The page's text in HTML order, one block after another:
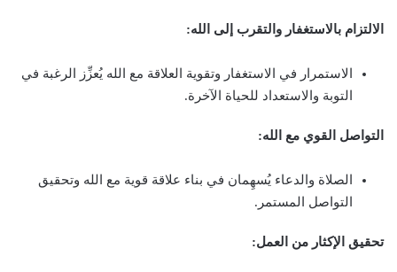
الالتزام بالاستغفار والتقرب إلى الله:
الاستمرار في الاستغفار وتقوية العلاقة مع الله يُعزِّز الرغبة في
التوبة والاستعداد للحياة الآخرة.
التواصل القوي مع الله:
الصلاة والدعاء يُسهِمان في بناء علاقة قوية مع الله وتحقيق
التواصل المستمر.
تحقيق الإكثار من العمل: